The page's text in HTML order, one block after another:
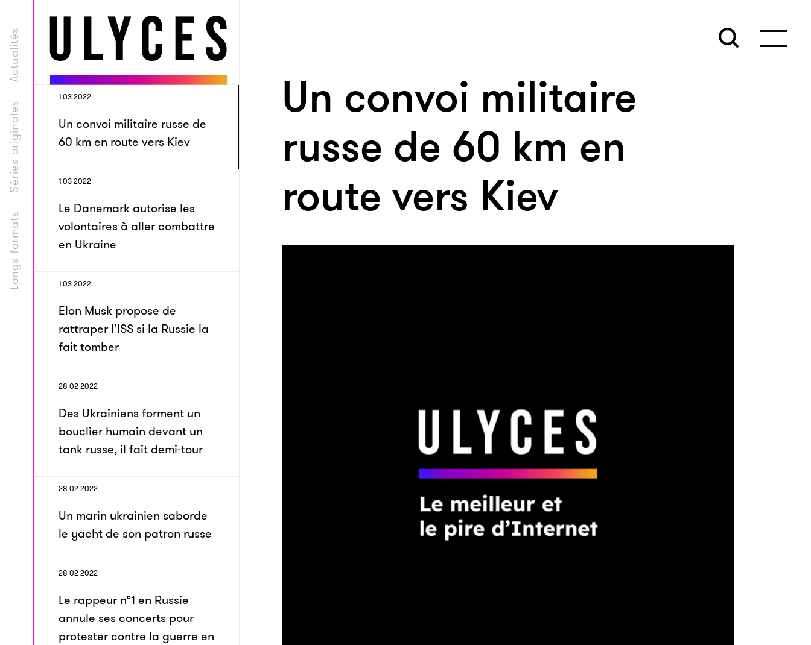
Longs formats
Séries originales
Actualités
1 03 2022
Un convoi militaire russe de
60 km en route vers Kiev
1 03 2022
Le Danemark autorise les
volontaires à aller combattre
en Ukraine
1 03 2022
Elon Musk propose de
rattraper l’ISS si la Russie la
fait tomber
28 02 2022
Des Ukrainiens forment un
bouclier humain devant un
tank russe, il fait demi-tour
28 02 2022
Un marin ukrainien saborde
le yacht de son patron russe
28 02 2022
Le rappeur n°1 en Russie
annule ses concerts pour
protester contre la guerre en
Un convoi militaire
russe de 60 km en
route vers Kiev